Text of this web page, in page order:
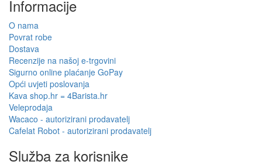
Informacije
O nama
Povrat robe
Dostava
Recenzije na našoj e-trgovini
Sigurno online plaćanje GoPay
Opći uvjeti poslovanja
Kava shop.hr = 4Barista.hr
Veleprodaja
Wacaco - autorizirani prodavatelj
Cafelat Robot - autorizirani prodavatelj
Služba za korisnike